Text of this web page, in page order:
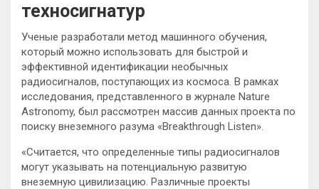
техносигнатур
Ученые разработали метод машинного обучения,
который можно использовать для быстрой и
эффективной идентификации необычных
радиосигналов, поступающих из космоса. В рамках
исследования, представленного в журнале Nature
Astronomy, был рассмотрен массив данных проекта по
поиску внеземного разума «Breakthrough Listen».
«Считается, что определенные типы радиосигналов
могут указывать на потенциальную развитую
внеземную цивилизацию. Различные проекты